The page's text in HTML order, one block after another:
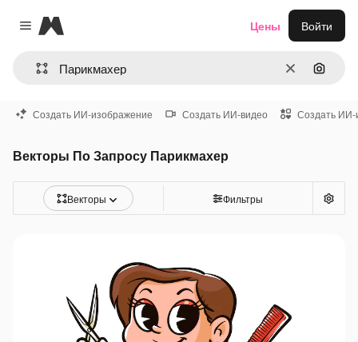
Close menu
Magnific
ОчиститьПоиск
Цены Войти
Создать ИИ-изображение Создать ИИ-видео Создать ИИ-
Векторы По Запросу Парикмахер
Векторы Фильтры